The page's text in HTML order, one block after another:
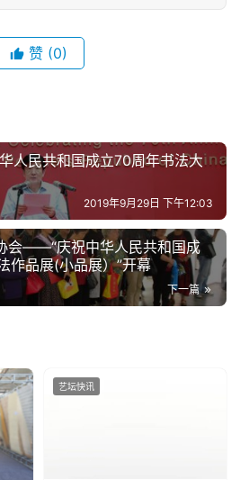
赞 (0)
人民共和国成立70周年书法大
2019年9月29日 下午12:03
会——“庆祝中华人民共和国成
作品展(小品展）”开幕
下一篇
艺坛快讯